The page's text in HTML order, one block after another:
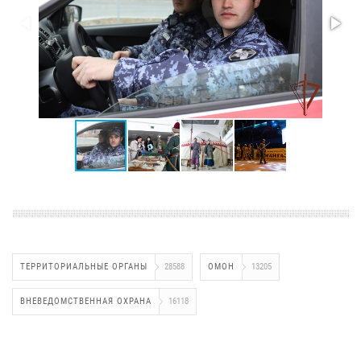
ТЕРРИТОРИАЛЬНЫЕ ОРГАНЫ 28588 ОМОН 13205
ВНЕВЕДОМСТВЕННАЯ ОХРАНА 16118